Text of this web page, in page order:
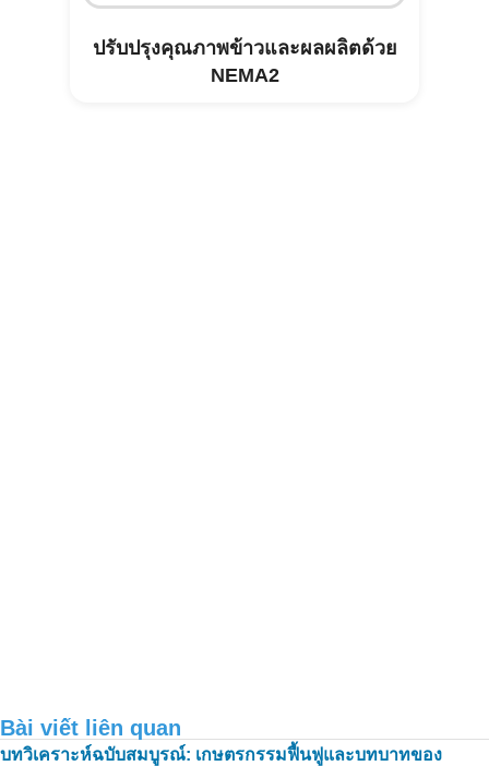
ปรับปรุงคุณภาพข้าวและผลผลิตด้วย
NEMA2
Bài viết liên quan
บทวิเคราะห์ฉบับสมบูรณ์: เกษตรกรรมฟื้นฟูและบทบาทของ